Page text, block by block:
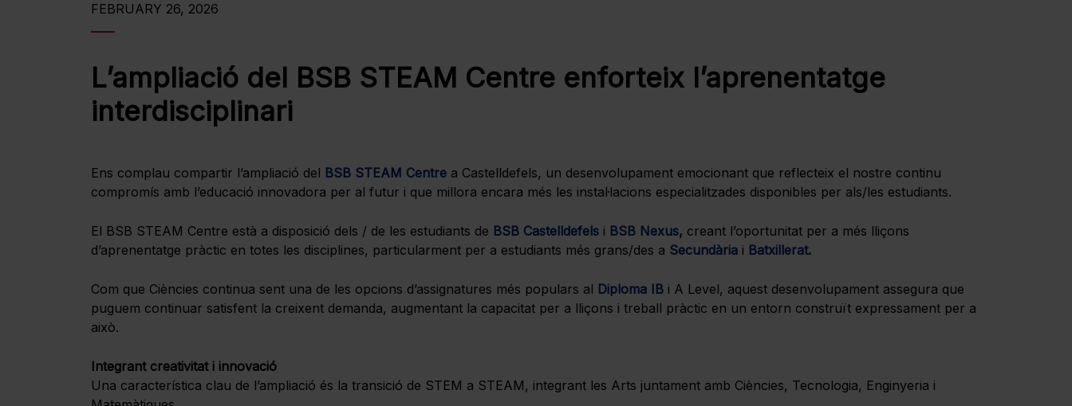
FEBRUARY 26, 2026
L’ampliació del BSB STEAM Centre enforteix l’aprenentatge
interdisciplinari
Ens complau compartir l’ampliació del BSB STEAM Centre a Castelldefels, un desenvolupament emocionant que reflecteix el nostre continu
compromís amb l’educació innovadora per al futur i que millora encara més les instal·lacions especialitzades disponibles per als/les estudiants.
El BSB STEAM Centre està a disposició dels / de les estudiants de BSB Castelldefels i BSB Nexus, creant l’oportunitat per a més lliçons
d’aprenentatge pràctic en totes les disciplines, particularment per a estudiants més grans/des a Secundària i Batxillerat.
Com que Ciències continua sent una de les opcions d’assignatures més populars al Diploma IB i A Level, aquest desenvolupament assegura que
puguem continuar satisfent la creixent demanda, augmentant la capacitat per a lliçons i treball pràctic en un entorn construït expressament per a
això.
Integrant creativitat i innovació
Una característica clau de l’ampliació és la transició de STEM a STEAM, integrant les Arts juntament amb Ciències, Tecnologia, Enginyeria i